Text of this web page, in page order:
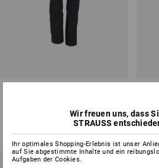
(m. MwSt.) ab 20 Stück
6
ab
(m.
Wir freuen uns, dass
STRAUSS
Ihr optimales Shopping-Erlebnis ist unser
auf Sie abgestimmte Inhalte und ein
Aufgaben der Cookies.